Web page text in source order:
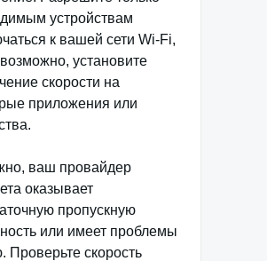
устройствам
к вашей сети Wi-Fi,
установите
скорости на
приложения или
ваш провайдер
оказывает
пропускную
или имеет проблемы
Проверьте скорость